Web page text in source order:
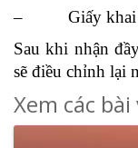
– Giấy khai
Sau khi nhận
sẽ điều chỉnh lại
Xem các